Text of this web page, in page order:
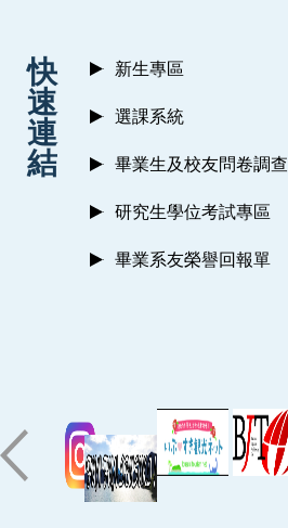
快
速
連
結
新生專區
選課系統
畢業生及校友問卷調查
研究生學位考試專區
畢業系友榮譽回報單